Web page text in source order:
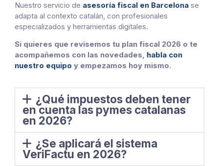
Nuestro servicio de asesoría fiscal en Barcelona se
adapta al contexto catalán, con profesionales
especializados y herramientas digitales.
Si quieres que revisemos tu plan fiscal 2026 o te
acompañemos con las novedades, habla con
nuestro equipo y empezamos hoy mismo.
¿Qué impuestos deben tener
en cuenta las pymes catalanas
en 2026?
¿Se aplicará el sistema
VeriFactu en 2026?